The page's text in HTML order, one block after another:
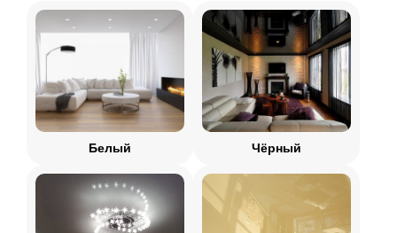
Белый Чёрный